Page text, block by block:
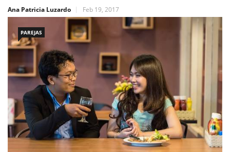
Ana Patricia Luzardo
Feb 19, 2017
PAREJAS